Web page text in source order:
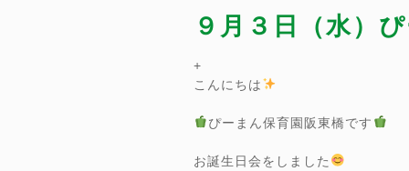
９月３日（水）
+
こんにちは
ぴーまん保育園阪東橋です
お誕生日会をしました